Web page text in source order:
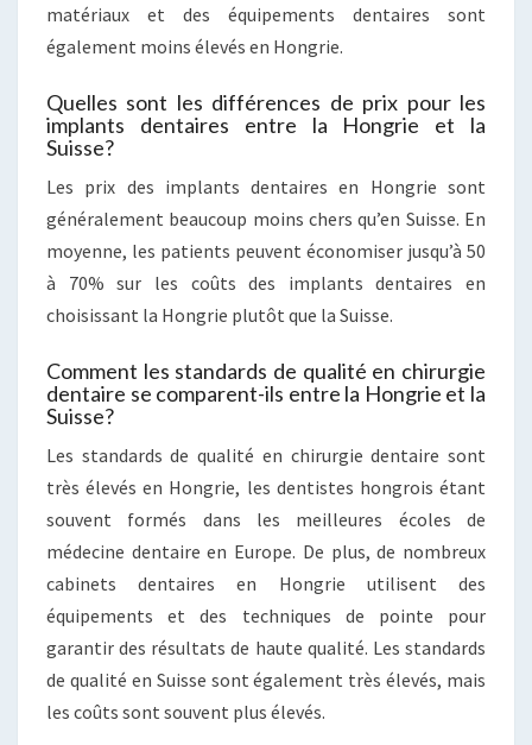
matériaux et des équipements dentaires sont
également moins élevés en Hongrie.
Quelles sont les différences de prix pour les
implants dentaires entre la Hongrie et la
Suisse?
Les prix des implants dentaires en Hongrie sont
généralement beaucoup moins chers qu’en Suisse. En
moyenne, les patients peuvent économiser jusqu’à 50
à 70% sur les coûts des implants dentaires en
choisissant la Hongrie plutôt que la Suisse.
Comment les standards de qualité en chirurgie
dentaire se comparent-ils entre la Hongrie et la
Suisse?
Les standards de qualité en chirurgie dentaire sont
très élevés en Hongrie, les dentistes hongrois étant
souvent formés dans les meilleures écoles de
médecine dentaire en Europe. De plus, de nombreux
cabinets dentaires en Hongrie utilisent des
équipements et des techniques de pointe pour
garantir des résultats de haute qualité. Les standards
de qualité en Suisse sont également très élevés, mais
les coûts sont souvent plus élevés.